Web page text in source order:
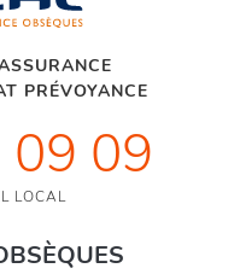
PRÉVOYANCE
09
LOCAL